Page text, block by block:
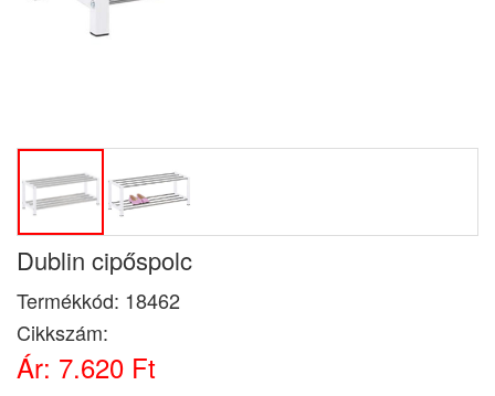
Dublin cipőspolc
Termékkód: 18462
Cikkszám:
Ár: 7.620 Ft